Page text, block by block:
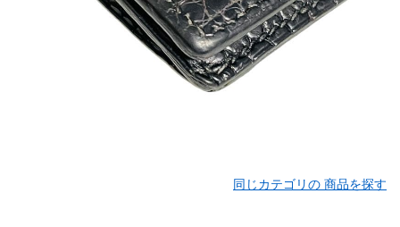
同じカテゴリの 商品を探す